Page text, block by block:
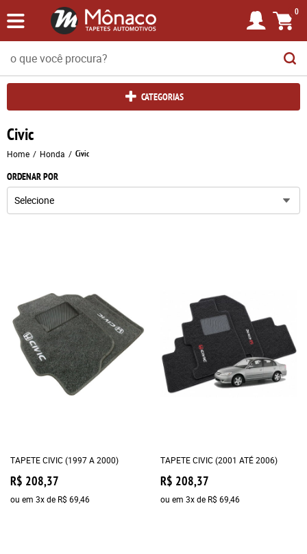
0
CATEGORIAS
Civic
Home Honda Civic
ORDENAR POR
Selecione
TAPETE CIVIC (1997 A 2000)
R$ 208,37
ou em 3xde R$ 69,46
TAPETE CIVIC (2001 ATÉ 2006)
R$ 208,37
ou em 3xde R$ 69,46